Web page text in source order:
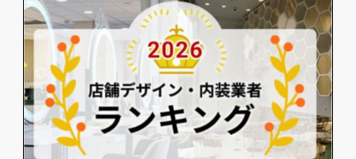
開業･改装をご検討のオーナー様に役立つコンテンツ